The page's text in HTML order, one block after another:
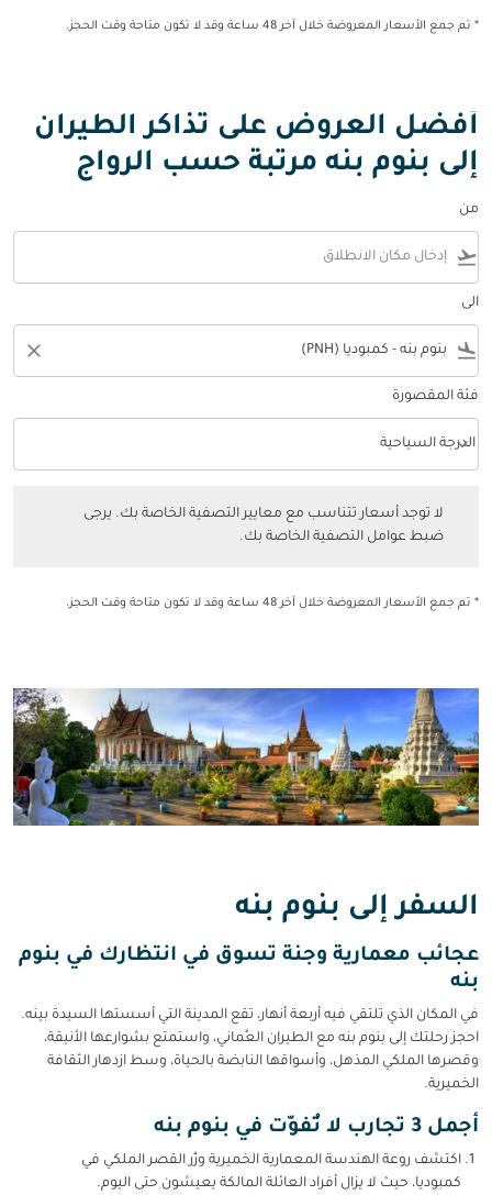
* تم جمع الأسعار المعروضة خلال آخر 48 ساعة وقد لا تكون متاحة وقت الحجز.
أفضل العروض على تذاكر الطيران
إلى بنوم بنه مرتبة حسب الرواج
من
flight_takeoff
الى
flight_land
close
فئة المقصورة
فئة المقصورة option الدرجة السياحية Selected
الدرجة السياحية
keyboard_arrow_down
لا توجد أسعار تتناسب مع معايير التصفية الخاصة بك. يرجى
ضبط عوامل التصفية الخاصة بك.
* تم جمع الأسعار المعروضة خلال آخر 48 ساعة وقد لا تكون متاحة وقت الحجز.
السفر إلى بنوم بنه
عجائب معمارية وجنة تسوق في انتظارك في بنوم
بنه
في المكان الذي تلتقي فيه أربعة أنهار، تقع المدينة التي أسستها السيدة بينه.
احجز رحلتك إلى بنوم بنه مع الطيران العُماني، واستمتع بشوارعها الأنيقة،
وقصرها الملكي المذهل، وأسواقها النابضة بالحياة، وسط ازدهار الثقافة
الخميرية.
أجمل 3 تجارب لا تُفوّت في بنوم بنه
اكتشف روعة الهندسة المعمارية الخميرية وزُر القصر الملكي في
كمبوديا، حيث لا يزال أفراد العائلة المالكة يعيشون حتى اليوم.